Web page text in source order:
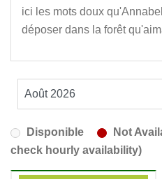
ici les mots doux
déposer dans la forêt
Disponible
Not
check hourly availability)